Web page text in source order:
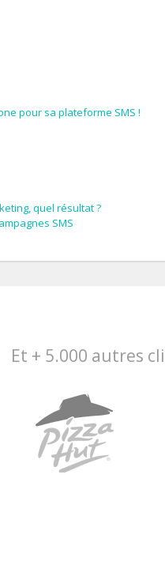
pour sa plateforme SMS !
quel résultat ?
SMS
Et + 5.000 autres